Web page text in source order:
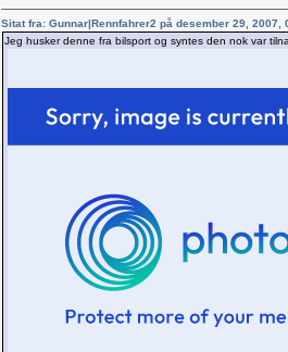
Sitat fra: Gunnar|Rennfahrer2 på desember 29, 2007,
Jeg husker denne fra bilsport og syntes den nok var